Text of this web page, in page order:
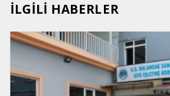
İLGİLİ HABERLER